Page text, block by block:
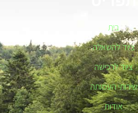
בית
ציוד להשאלה
ציוד לרכישה
שירותי העמותה
אודות